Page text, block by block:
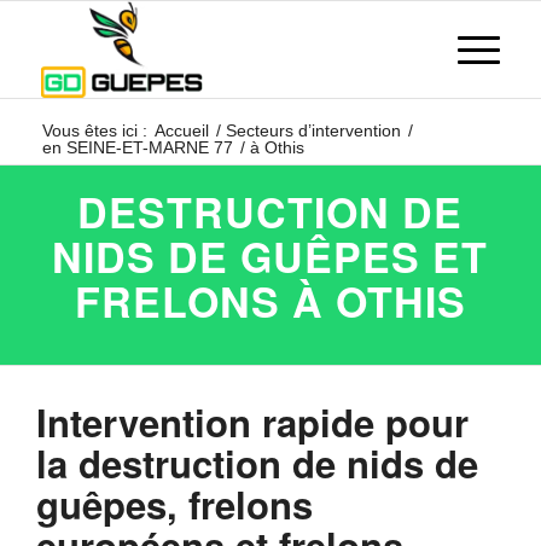
Vous êtes ici : Accueil / Secteurs d’intervention /
en SEINE-ET-MARNE 77 / à Othis
DESTRUCTION DE
NIDS DE GUÊPES ET
FRELONS À OTHIS
Intervention rapide pour
la destruction de nids de
guêpes, frelons